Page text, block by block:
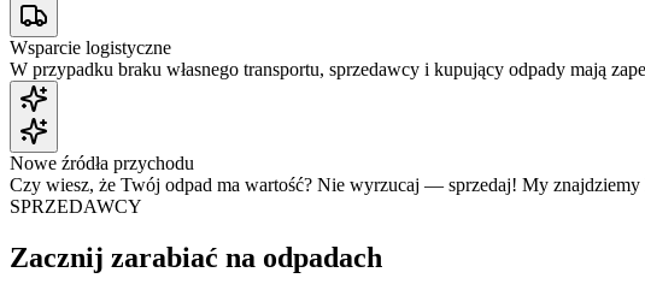
Wsparcie logistyczne
W przypadku braku własnego transportu, sprzedawcy i kupujący odpady mają
Nowe źródła przychodu
Czy wiesz, że Twój odpad ma wartość? Nie wyrzucaj — sprzedaj! My
SPRZEDAWCY
Zacznij zarabiać na odpadach